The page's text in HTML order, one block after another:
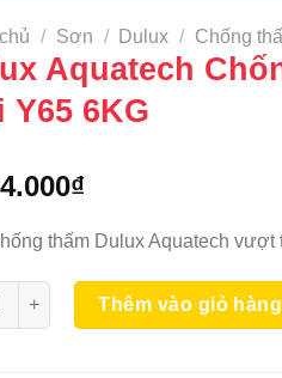
/ Sơn / Dulux / Chống
Aquatech
Y65 6KG
₫
thấm Dulux Aquatech vượt
Chống Thấm Vượt Trội
Thêm vào giỏ hàng